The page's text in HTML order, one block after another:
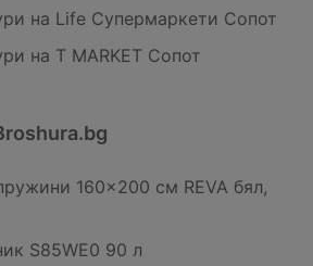
на Life Супермаркети Сопот
на T MARKET Сопот
160x200 см REVA бял,
S85WE0 90 л